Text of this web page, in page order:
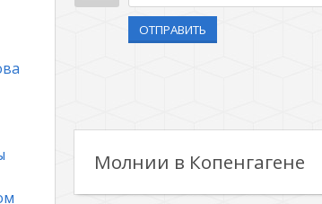
ОТПРАВИТЬ
Молнии в Копенгагене